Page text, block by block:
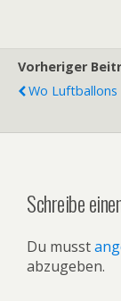
Vorheriger
Wo Luftballons
Schreibe
Du musst
abzugeben.